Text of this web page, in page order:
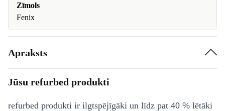
Zīmols
Fenix
Apraksts
Jūsu refurbed produkti
refurbed produkti ir ilgtspējīgāki un līdz pat 40 % lētāki